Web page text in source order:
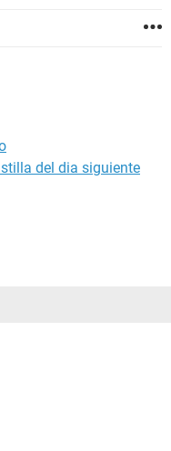
del dia siguiente